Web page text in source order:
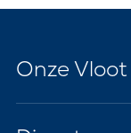
Onze Vloot